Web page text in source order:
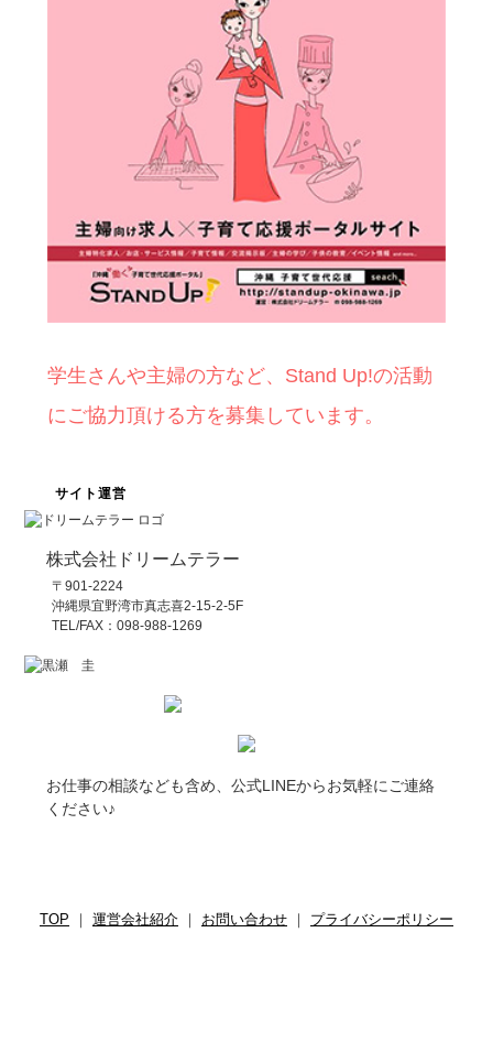
学生さんや主婦の方など、Stand Up!の活動
にご協力頂ける方を募集しています。
サイト運営
株式会社ドリームテラー
〒901-2224
沖縄県宜野湾市真志喜2-15-2-5F
TEL/FAX：098-988-1269
お仕事の相談なども含め、公式LINEからお気軽にご連絡
ください♪
TOP ｜ 運営会社紹介 ｜ お問い合わせ ｜ プライバシーポリシー